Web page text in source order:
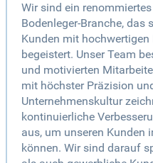
Wir sind ein
Bodenleger-Branche, das
Kunden mit
begeistert. Unser Team
und motivierten
mit höchster Präzision
Unternehmenskultur
kontinuierliche
aus, um unseren Kunden
können. Wir sind darauf